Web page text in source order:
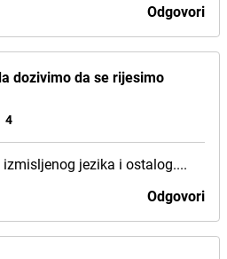
Odgovori
dozivimo da se rijesimo
4
jezika i ostalog....
Odgovori